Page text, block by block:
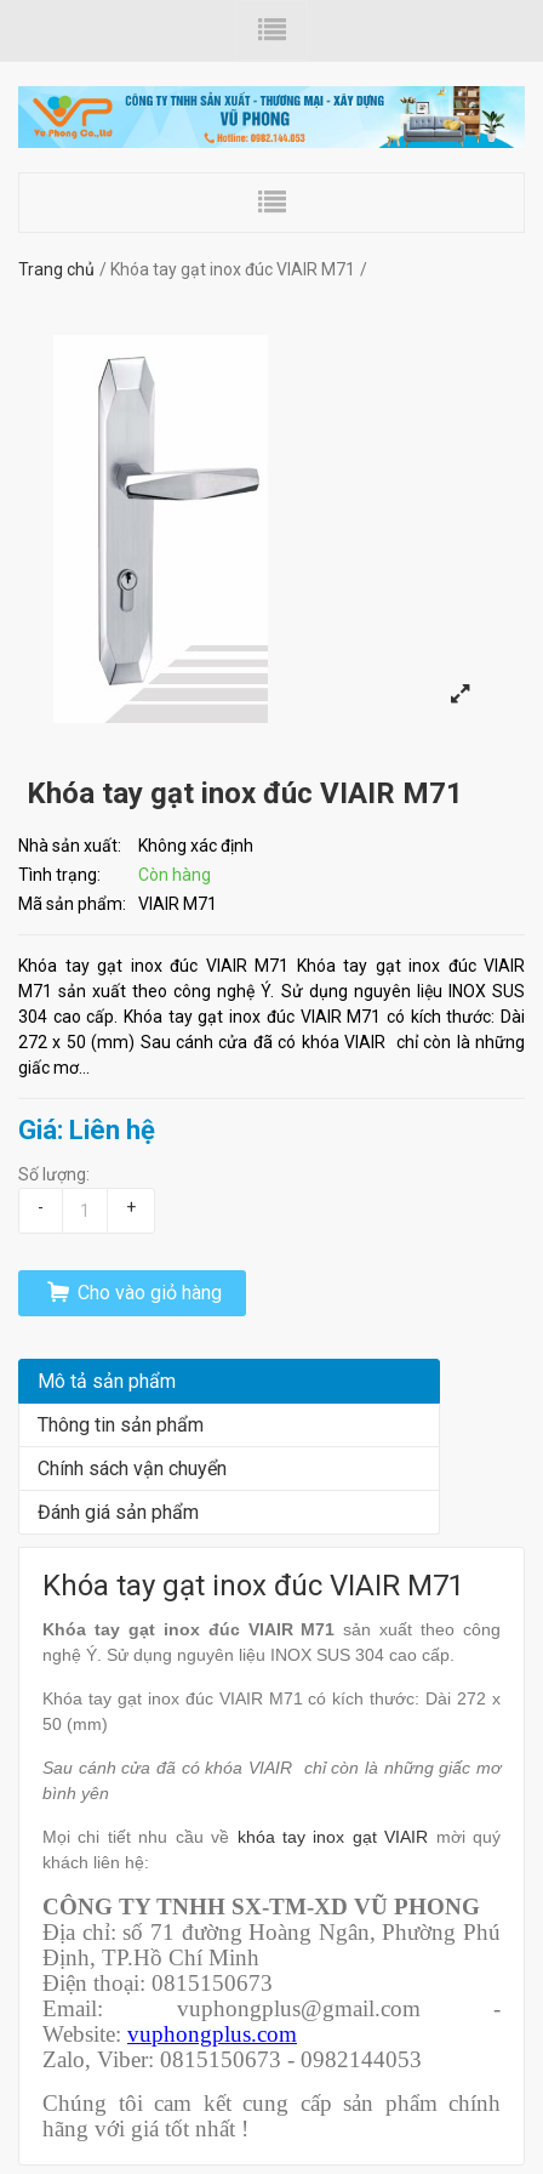
Trang chủ Khóa tay gạt inox đúc VIAIR M71
Khóa tay gạt inox đúc VIAIR M71
Nhà sản xuất:
Không xác định
Tình trạng:
Còn hàng
Mã sản phẩm:
VIAIR M71
Khóa tay gạt inox đúc VIAIR M71 Khóa tay gạt inox đúc VIAIR
M71 sản xuất theo công nghệ Ý. Sử dụng nguyên liệu INOX SUS
304 cao cấp. Khóa tay gạt inox đúc VIAIR M71 có kích thước: Dài
272 x 50 (mm) Sau cánh cửa đã có khóa VIAIR chỉ còn là những
giấc mơ...
Giá: Liên hệ
Số lượng:
-
+
Cho vào giỏ hàng
Mô tả sản phẩm
Thông tin sản phẩm
Chính sách vận chuyển
Đánh giá sản phẩm
Khóa tay gạt inox đúc VIAIR M71
Khóa tay gạt inox đúc VIAIR M71sản xuất theo công
nghệ Ý. Sử dụng nguyên liệu INOX SUS 304 cao cấp.
Khóa tay gạt inox đúc VIAIR M71 có kích thước: Dài 272 x
50 (mm)
Sau cánh cửa đã có khóa VIAIR chỉ còn là những giấc mơ
bình yên
Mọi chi tiết nhu cầu về khóa tay inox gạt VIAIR mời quý
khách liên hệ:
CÔNG TY TNHH SX-TM-XD VŨ PHONG
Địa chỉ: số 71 đường Hoàng Ngân, Phường Phú
Định, TP.Hồ Chí Minh
Điện thoại: 0815150673
Email: vuphongplus@gmail.com -
Website: vuphongplus.com
Zalo, Viber: 0815150673 - 0982144053
Chúng tôi cam kết cung cấp sản phẩm chính
hãng với giá tốt nhất !